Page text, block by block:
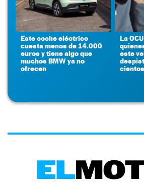
Este coche eléctrico
cuesta menos de 14.000
euros y tiene algo que
muchos BMW ya no
ofrecen
La
este